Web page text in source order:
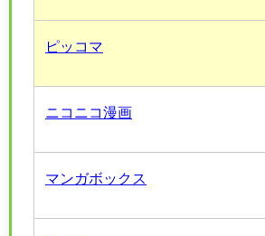
ピッコマ
ニコニコ漫画
マンガボックス